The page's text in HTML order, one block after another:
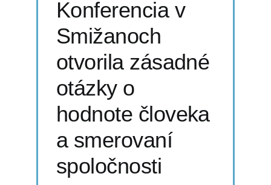
Konferencia v
Smižanoch
otvorila zásadné
otázky o
hodnote človeka
a smerovaní
spoločnosti